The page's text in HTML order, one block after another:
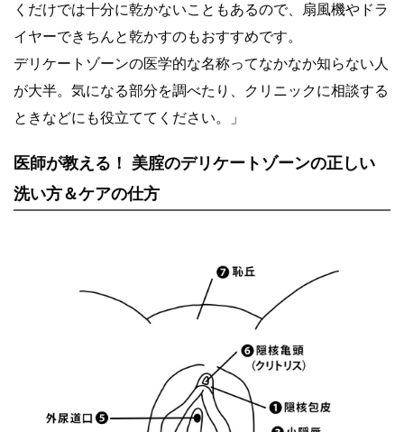
くだけでは十分に乾かないこともあるので、扇風機やドラ
イヤーできちんと乾かすのもおすすめです。
デリケートゾーンの医学的な名称ってなかなか知らない人
が大半。気になる部分を調べたり、クリニックに相談する
ときなどにも役立ててください。」
医師が教える！ 美腟のデリケートゾーンの正しい
洗い方＆ケアの仕方